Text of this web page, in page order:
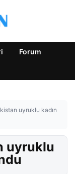
Forum
uyruklu kadın
uyruklu